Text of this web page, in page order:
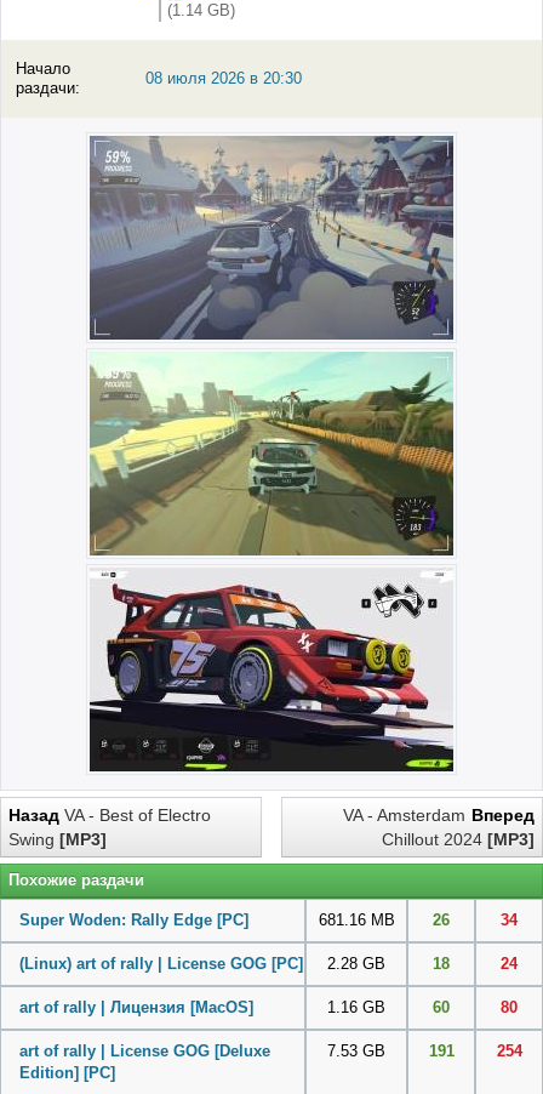
(1.14 GB)
Начало
раздачи:
08 июля 2026 в 20:30
Назад VA - Best of Electro
Swing [MP3]
Вперед
VA - Amsterdam
Chillout 2024 [MP3]
Похожие раздачи
Super Woden: Rally Edge [PC] 681.16 MB 26 34
(Linux) art of rally | License GOG [PC] 2.28 GB 18 24
art of rally | Лицензия [MacOS] 1.16 GB 60 80
art of rally | License GOG [Deluxe
Edition] [PC]
7.53 GB 191 254